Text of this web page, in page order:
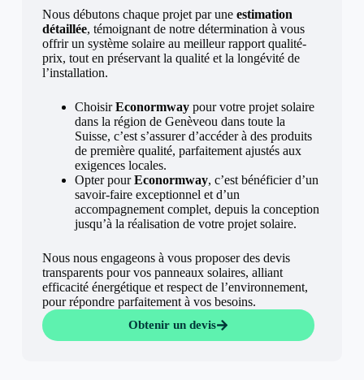
Nous débutons chaque projet par une estimation
détaillée, témoignant de notre détermination à vous
offrir un système solaire au meilleur rapport qualité-
prix, tout en préservant la qualité et la longévité de
l’installation.
ChoisirEconormwaypour votre projet solaire
dans la région de Genèveou dans toute la
Suisse, c’est s’assurer d’accéder à des produits
de première qualité, parfaitement ajustés aux
exigences locales.
Opter pourEconormway, c’est bénéficier d’un
savoir-faire exceptionnel et d’un
accompagnement complet, depuis la conception
jusqu’à la réalisation de votre projet solaire.
Nous nous engageons à vous proposer des devis
transparents pour vos panneaux solaires, alliant
efficacité énergétique et respect de l’environnement,
pour répondre parfaitement à vos besoins.
Obtenir un devis